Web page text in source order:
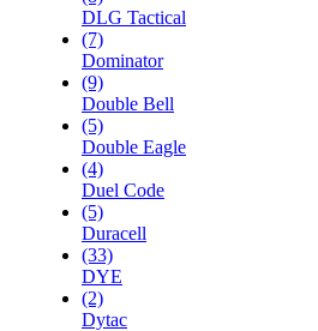
DLG Tactical
(7)
Dominator
(9)
Double Bell
(5)
Double Eagle
(4)
Duel Code
(5)
Duracell
(33)
DYE
(2)
Dytac